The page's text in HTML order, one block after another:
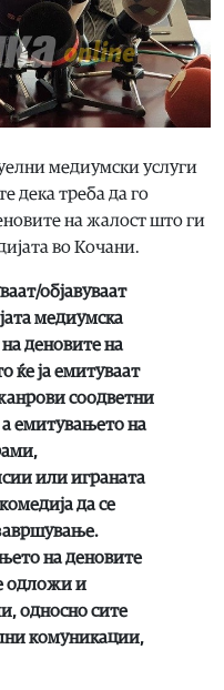
медиумски услуги
дека треба да го
на жалост што ги
во Кочани.
објавуваат
медиумска
деновите на
ќе ја емитуваат
соодветни
емитувањето на
или играната
да се
на деновите
одложи и
односно сите
комуникации,